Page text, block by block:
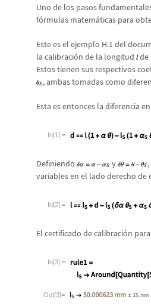
Uno de los pasos
fórmulas matemáticas para
Este es el ejemplo H.1 del
la calibración de la longitud de
Estos tienen sus respectivos
, ambas tomadas como
Esta es entonces la diferencia
In[1]:=
Definiendo y
variables en el lado derecho de
In[2]:=
El certificado de calibración
In[3]:=
Out[3]=